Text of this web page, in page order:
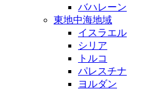
バハレーン
東地中海地域
イスラエル
シリア
トルコ
パレスチナ
ヨルダン